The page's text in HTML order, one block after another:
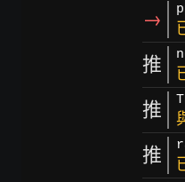
→
推
推
推